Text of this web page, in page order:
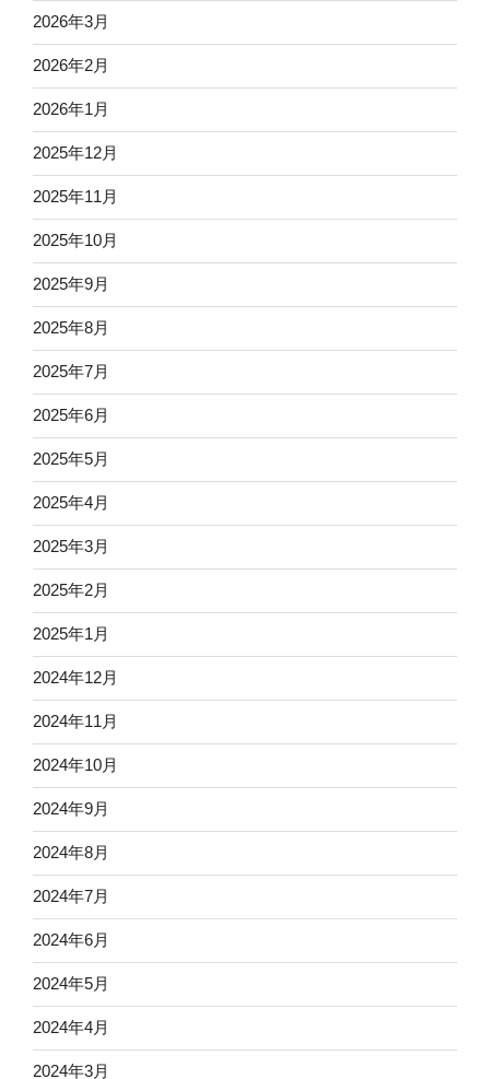
2026年3月
2026年2月
2026年1月
2025年12月
2025年11月
2025年10月
2025年9月
2025年8月
2025年7月
2025年6月
2025年5月
2025年4月
2025年3月
2025年2月
2025年1月
2024年12月
2024年11月
2024年10月
2024年9月
2024年8月
2024年7月
2024年6月
2024年5月
2024年4月
2024年3月